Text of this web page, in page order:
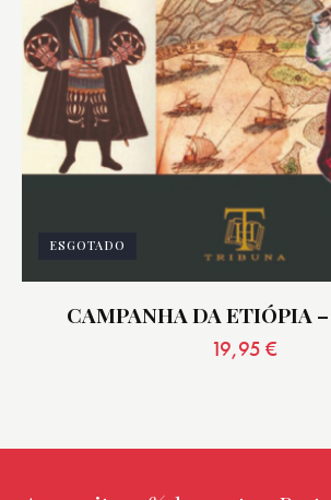
ESGOTADO
CAMPANHA DA ETIÓPIA –
19,95 €